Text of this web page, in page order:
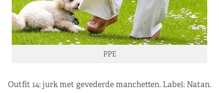
PPE
Outfit 14: jurk met gevederde manchetten. Label: Natan.